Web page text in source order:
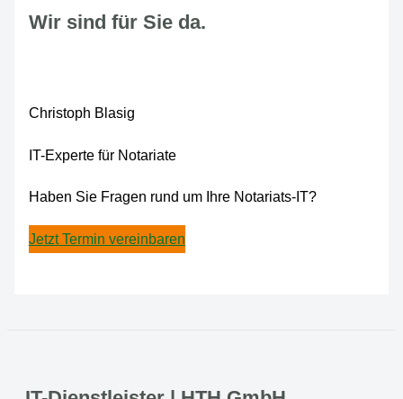
Wir sind für Sie da.
Christoph Blasig
IT-Experte für Notariate
Haben Sie Fragen rund um Ihre Notariats-IT?
Jetzt Termin vereinbaren